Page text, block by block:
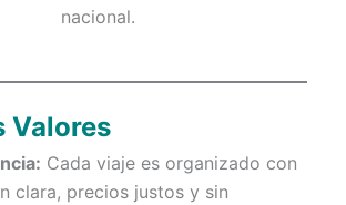
nacional.
Valores
Cada viaje es organizado con
clara, precios justos y sin